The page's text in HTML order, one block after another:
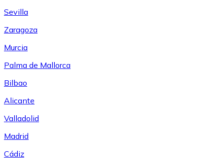
Sevilla
Zaragoza
Murcia
Palma de Mallorca
Bilbao
Alicante
Valladolid
Madrid
Cádiz